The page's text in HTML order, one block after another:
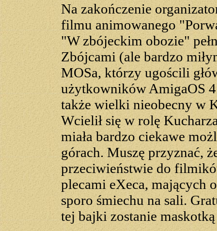
Na zakończenie
filmu animowanego
"W zbójeckim obozie"
Zbójcami (ale bardzo
MOSa, którzy ugościli
użytkowników AmigaOS
także wielki nieobecny w
Wcielił się w rolę
miała bardzo ciekawe
górach. Muszę przyznać,
przeciwieństwie do
plecami eXeca, mających
sporo śmiechu na sali.
tej bajki zostanie